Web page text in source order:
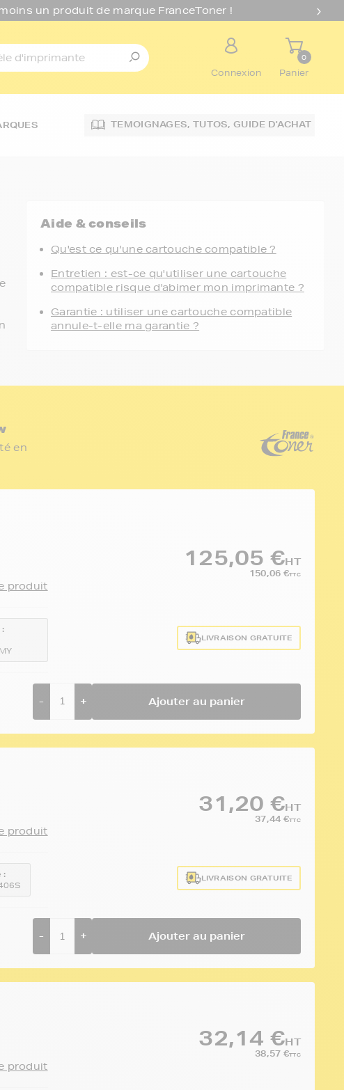
un produit de marque FranceToner !
Connexion
0
Panier
TEMOIGNAGES, TUTOS,GUIDE D'ACHAT
Aide & conseils
Qu'est ce qu'une cartouche compatible ?
Entretien : est-ce qu'utiliser une cartouche
compatible risque d'abimer mon imprimante ?
Garantie : utiliser une cartouche compatible
annule-t-elle ma garantie ?
en
produit
125,05 €HT
150,06 €TTC
LIVRAISON GRATUITE
- + Ajouter au panier
produit
:
31,20 €HT
37,44 €TTC
LIVRAISON GRATUITE
- + Ajouter au panier
produit
32,14 €HT
38,57 €TTC